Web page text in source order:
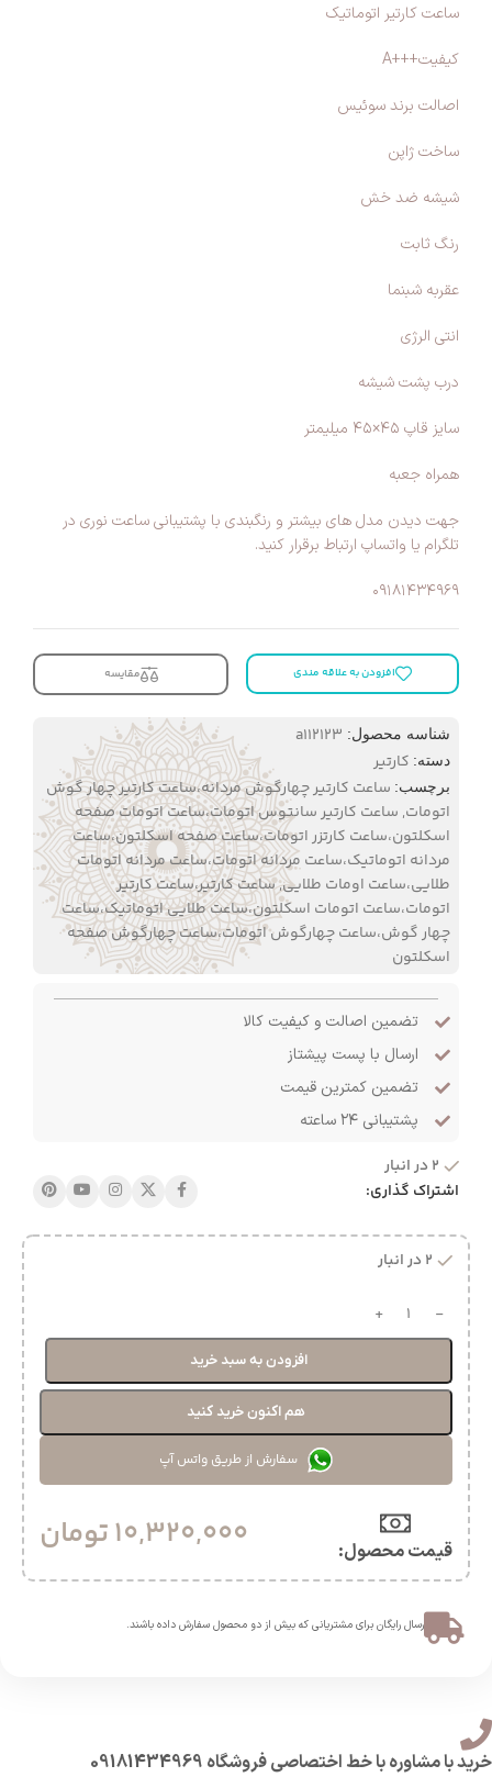
ساعت کارتیر اتوماتیک
کیفیت+++A
اصالت برند سوئیس
ساخت ژاپن
شیشه ضد خش
رنگ ثابت
عقربه شبنما
انتی الرژی
درب پشت شیشه
سایز قاپ ۴۵×۴۵ میلیمتر
همراه جعبه
جهت دیدن مدل های بیشتر و رنگبندی با پشتیبانی ساعت نوری در
تلگرام یا واتساپ ارتباط برقرار کنید.
۰۹۱۸۱۴۳۴۹۶۹
افزودن به علاقه مندی مقایسه
شناسه محصول: a112123
دسته: کارتیر
برچسب: ساعت کارتیر چهارگوش مردانه،ساعت کارتیر چهار گوش
اتومات, ساعت کارتیر سانتوس اتومات،ساعت اتومات صفحه
اسکلتون،ساعت کارتزر اتومات،ساعت صفحه اسکلتون،ساعت
مردانه اتوماتیک،ساعت مردانه اتومات،ساعت مردانه اتومات
طلایی،ساعت اومات طلایی,ساعت کارتیر،ساعت کارتیر
اتومات،ساعت اتومات اسکلتون،ساعت طلایی اتوماتیک،ساعت
چهار گوش،ساعت چهارگوش اتومات،ساعت چهارگوش صفحه
اسکلتون
تضمین اصالت و کیفیت کالا
ارسال با پست پیشتاز
تضمین کمترین قیمت
پشتیبانی ۲۴ ساعته
2 در انبار
اشتراک گذاری:
2 در انبار
افزودن به سبد خرید
هم اکنون خرید کنید
سفارش از طریق واتس آپ
قیمت محصول:​ 10,320,000تومان
ارسال رایگان برای مشتریانی که بیش از دو محصول سفارش داده باشند.​
خرید با مشاوره با خط اختصاصی فروشگاه 09181434969